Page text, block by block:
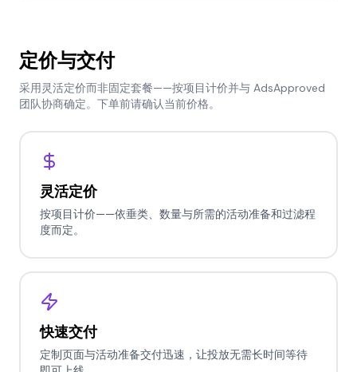
定价与交付
采用灵活定价而非固定套餐——按项目计价并与 AdsApproved
团队协商确定。下单前请确认当前价格。
灵活定价
按项目计价——依垂类、数量与所需的活动准备和过滤程
度而定。
快速交付
定制页面与活动准备交付迅速，让投放无需长时间等待